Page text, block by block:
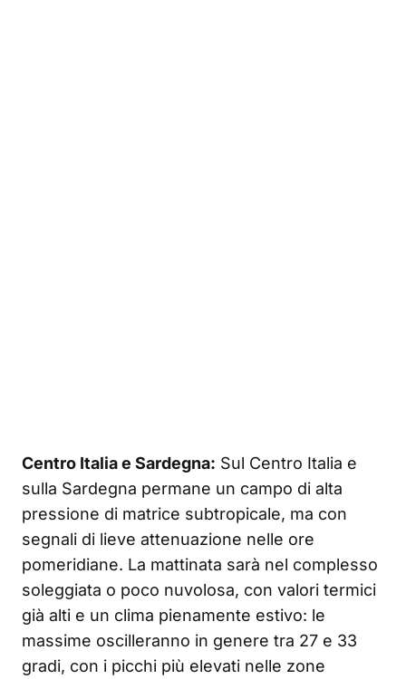
Centro Italia e Sardegna: Sul Centro Italia e
sulla Sardegna permane un campo di alta
pressione di matrice subtropicale, ma con
segnali di lieve attenuazione nelle ore
pomeridiane. La mattinata sarà nel complesso
soleggiata o poco nuvolosa, con valori termici
già alti e un clima pienamente estivo: le
massime oscilleranno in genere tra 27 e 33
gradi, con i picchi più elevati nelle zone